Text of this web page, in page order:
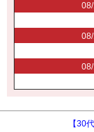
08/
08/
08/
【30